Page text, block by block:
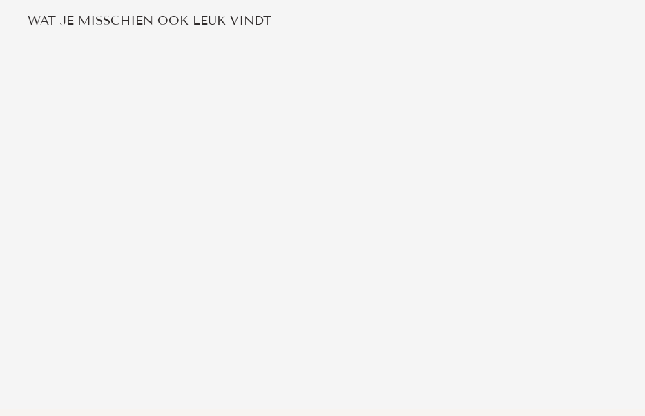
WAT JE MISSCHIEN OOK LEUK VINDT